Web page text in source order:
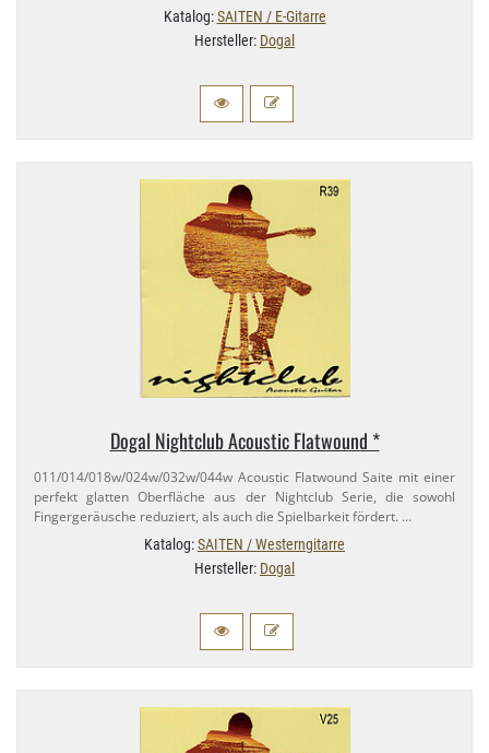
Katalog:SAITEN / E-Gitarre
Hersteller: Dogal
Dogal Nightclub Acoustic Flatwound *
011/​014/​018w/​024w/​032w/​044w Acoustic Flatwound Saite mit einer
perfekt glatten Oberfläche aus der Nightclub Serie, die sowohl
Fingergeräusche reduziert, als auch die Spielbarkeit fördert. …
Katalog:SAITEN / Westerngitarre
Hersteller: Dogal